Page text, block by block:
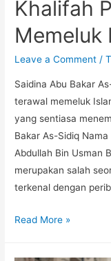
Khalifah
Memeluk
Leave a Comment /
Saidina Abu Bakar
terawal memeluk
yang sentiasa
Bakar As-Sidiq
Abdullah Bin Usman
merupakan salah
terkenal dengan
Read More »